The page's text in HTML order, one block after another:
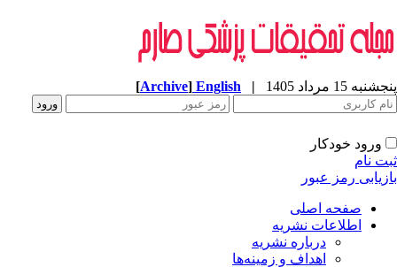
15 مرداد 1405 |
English
[Archive]
ورود خودکار
نام
رمز عبور
صفحه اصلی
اطلاعات نشریه
درباره نشریه
اهداف و زمینه‌ها